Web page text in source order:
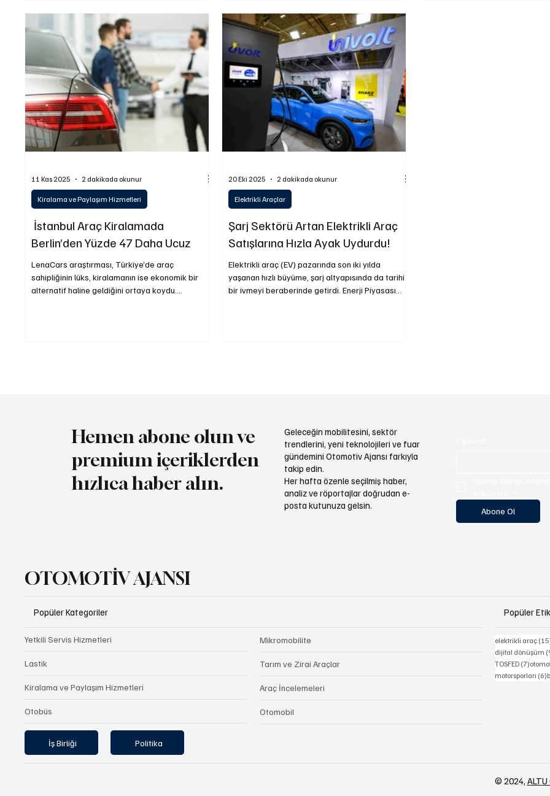
artış gösterdi.
İstanbul Araç Kiralamada
Berlin’den Yüzde 47 Daha Ucuz
LenaCars araştırması, Türkiye’de araç
sahipliğinin lüks, kiralamanın ise ekonomik bir
alternatif haline geldiğini ortaya koydu.
Kiralama ve Paylaşım Hizmetleri
11 Kas 2025 2 dakikada okunur
Şarj Sektörü Artan Elektrikli Araç
Satışlarına Hızla Ayak Uydurdu!
Elektrikli araç (EV) pazarında son iki yılda
yaşanan hızlı büyüme, şarj altyapısında da tarihi
bir ivmeyi beraberinde getirdi. Enerji Piyasası
Elektrikli Araçlar
20 Eki 2025 2 dakikada okunur
Hemen abone olun ve
premium içeriklerden
hızlıca haber alın.
Geleceğin mobilitesini, sektör
trendlerini, yeni teknolojileri ve fuar
gündemini Otomotiv Ajansı farkıyla
takip edin.
Her hafta özenle seçilmiş haber,
analiz ve röportajlar doğrudan e-
posta kutunuza gelsin.
Abone Ol
OTOMOTİV AJANSI
Popüler Kategoriler
Yetkili Servis Hizmetleri
Lastik
Kiralama ve Paylaşım Hizmetleri
Otobüs
Mikromobilite
Tarım ve Zirai Araçlar
Araç İncelemeleri
Otomobil
Popüler
elektrikli araç
dijital dönüşüm
TOSFED (7)7 yazı
motorsporları (6)
İş Birliği Politika
© 2024,